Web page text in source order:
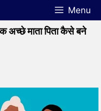
Menu
माता पिता कैसे बने